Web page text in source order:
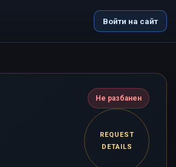
Войти на сайт
Не разбанен
REQUEST
DETAILS